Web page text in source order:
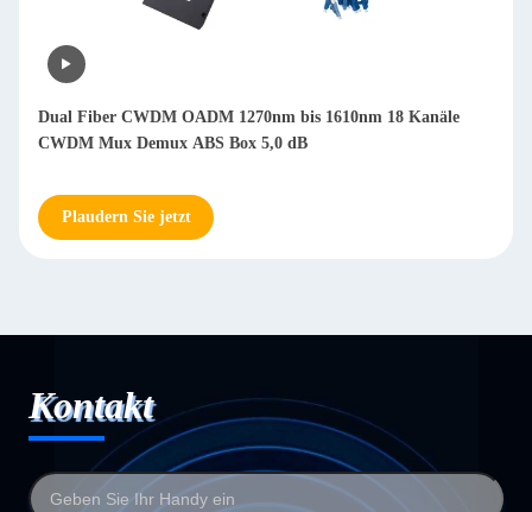
Dual Fiber CWDM OADM 1270nm bis 1610nm 18 Kanäle
CWDM Mux Demux ABS Box 5,0 dB
Plaudern Sie jetzt
Kontakt